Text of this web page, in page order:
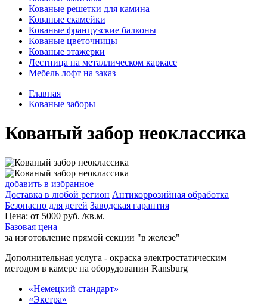
Кованые решетки для камина
Кованые скамейки
Кованые французские балконы
Кованые цветочницы
Кованые этажерки
Лестница на металлическом каркасе
Мебель лофт на заказ
Главная
Кованые заборы
Кованый забор неоклассика
добавить в избранное
Доставка в любой регион Антикоррозийная обработка
Безопасно для детей Заводская гарантия
Цена: от 5000 руб. /кв.м.
Базовая цена
за изготовление прямой секции "в железе"
Дополнительная услуга - окраска электростатическим
методом в камере на оборудовании Ransburg
«Немецкий стандарт»
«Экстра»